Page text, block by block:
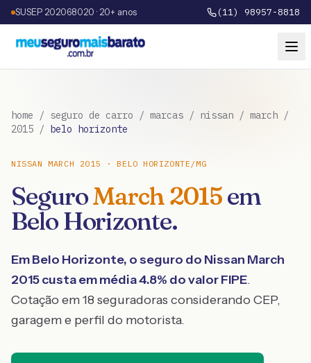
SUSEP 202068020 · 20+ anos (11) 98957-8818
home / seguro de carro / marcas / nissan / march /
2015 / belo horizonte
NISSAN MARCH 2015 ·BELO HORIZONTE / MG
SeguroMarch2015em
Belo Horizonte.
EmBelo Horizonte, o seguro do Nissan March
2015custa em média4.8% do valor FIPE.
Cotação em 18 seguradoras considerando CEP,
garagem e perfil do motorista.